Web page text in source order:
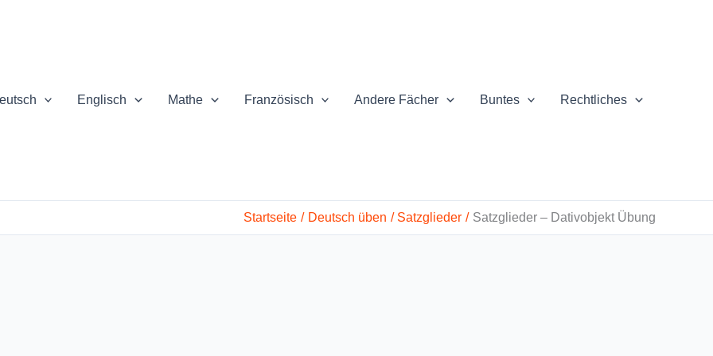
Englisch Mathe Französisch Andere Fächer Buntes Rechtliches
Startseite Deutsch üben Satzglieder Satzglieder – Dativobjekt Übung